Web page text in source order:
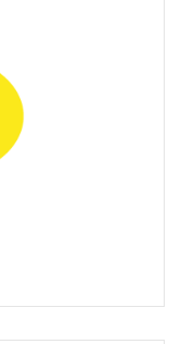
promozionale